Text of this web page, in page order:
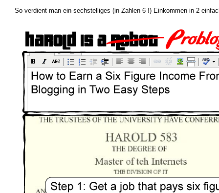
So verdient man ein sechstelliges (in Zahlen 6 !) Einkommen in 2